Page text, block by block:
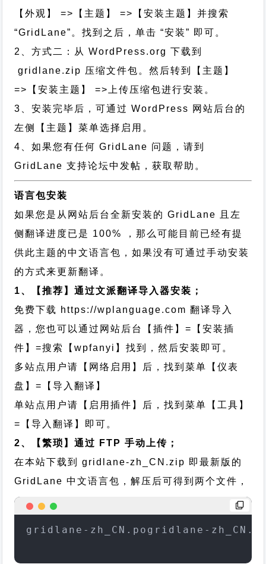
【外观】 =>【主题】 =>【安装主题】并搜索
“GridLane”。找到之后，单击 “安装” 即可。
2、方式二：从 WordPress.org 下载到
gridlane.zip 压缩文件包。然后转到【主题】
=>【安装主题】 =>上传压缩包进行安装。
3、安装完毕后，可通过 WordPress 网站后台的
左侧【主题】菜单选择启用。
4、如果您有任何 GridLane 问题，请到
GridLane 支持论坛中发帖，获取帮助。
语言包安装
如果您是从网站后台全新安装的 GridLane 且左
侧翻译进度已是 100% ，那么可能目前已经有提
供此主题的中文语言包，如果没有可通过手动安装
的方式来更新翻译。
1、【推荐】通过文派翻译导入器安装；
免费下载 https://wplanguage.com 翻译导入
器，您也可以通过网站后台【插件】=【安装插
件】=搜索【wpfanyi】找到，然后安装即可。
多站点用户请【网络启用】后，找到菜单【仪表
盘】=【导入翻译】
单站点用户请【启用插件】后，找到菜单【工具】
=【导入翻译】即可。
2、【繁琐】通过 FTP 手动上传；
在本站下载到gridlane-zh_CN.zip 即最新版的
GridLane 中文语言包，解压后可得到两个文件，
gridlane-zh_CN.pogridlane-